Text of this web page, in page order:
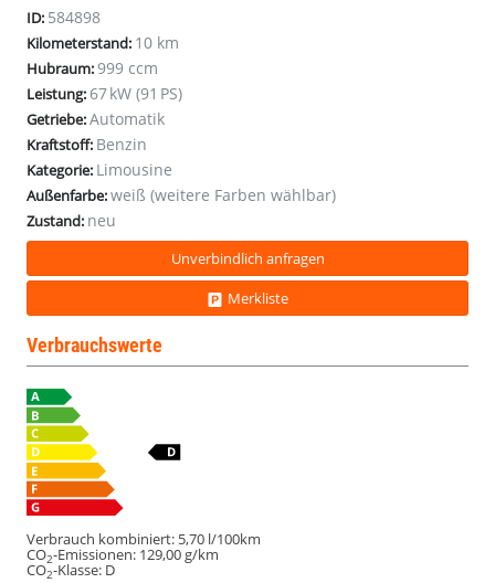
ID: 584898
Kilometerstand: 10 km
Hubraum:999 ccm
Leistung:67 kW (91 PS)
Getriebe:Automatik
Kraftstoff: Benzin
Kategorie: Limousine
Außenfarbe:weiß (weitere Farben wählbar)
Zustand: neu
Unverbindlich anfragen
Merkliste
Verbrauchswerte
Verbrauch kombiniert: 5,70 l/100km
CO2-Emissionen: 129,00 g/km
CO2-Klasse: D